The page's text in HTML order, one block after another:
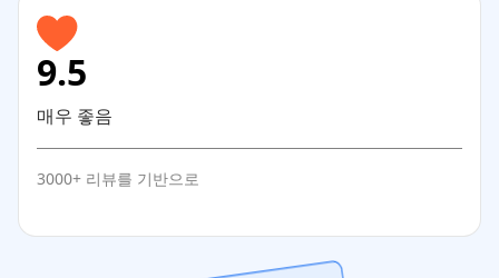
9.5
매우 좋음
3000+ 리뷰를 기반으로